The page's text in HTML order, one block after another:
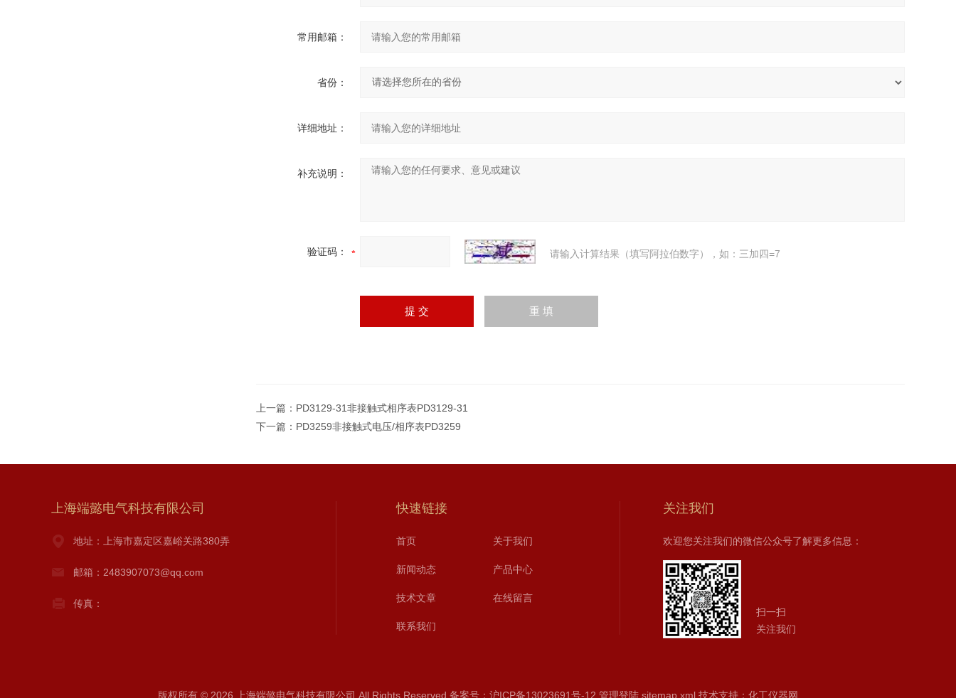
常用邮箱：
省份：
详细地址：
补充说明：
验证码： 请输入计算结果（填写阿拉伯数字），如：三加四=7
上一篇： PD3129-31非接触式相序表PD3129-31
下一篇： PD3259非接触式电压/相序表PD3259
上海端懿电气科技有限公司
地址：上海市嘉定区嘉峪关路380弄
邮箱：2483907073@qq.com
传真：
快速链接
首页 关于我们
新闻动态 产品中心
技术文章 在线留言
联系我们
关注我们
欢迎您关注我们的微信公众号了解更多信息：
扫一扫
关注我们
版权所有 © 2026 上海端懿电气科技有限公司 All Rights Reserved 备案号：沪ICP备13023691号-12 管理登陆 sitemap.xml 技术支持： 化工仪器网